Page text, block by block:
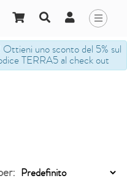
uno sconto del 5% sul
TERRA5 al check out